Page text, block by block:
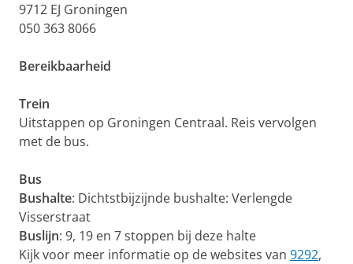
9712 EJ Groningen
050 363 8066
Bereikbaarheid
Trein
Uitstappen op Groningen Centraal. Reis vervolgen
met de bus.
Bus
Bushalte: Dichtstbijzijnde bushalte: Verlengde
Visserstraat
Buslijn: 9, 19 en 7 stoppen bij deze halte
Kijk voor meer informatie op de websites van 9292,